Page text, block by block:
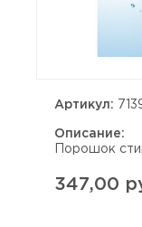
Артикул:
Описание:
Порошок
347,00